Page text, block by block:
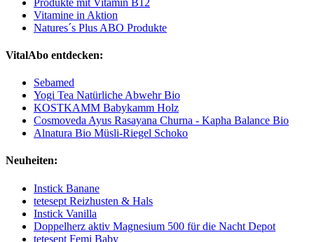
Vitamine in Aktion
Natures´s Plus ABO Produkte
VitalAbo entdecken:
Sebamed
Yogi Tea Natürliche Abwehr Bio
KOSTKAMM Babykamm Holz
Cosmoveda Ayus Rasayana Churna - Kapha Balance Bio
Alnatura Bio Müsli-Riegel Schoko
Neuheiten:
Instick Banane
tetesept Reizhusten & Hals
Instick Vanilla
Doppelherz aktiv Magnesium 500 für die Nacht Depot
tetesept Femi Baby